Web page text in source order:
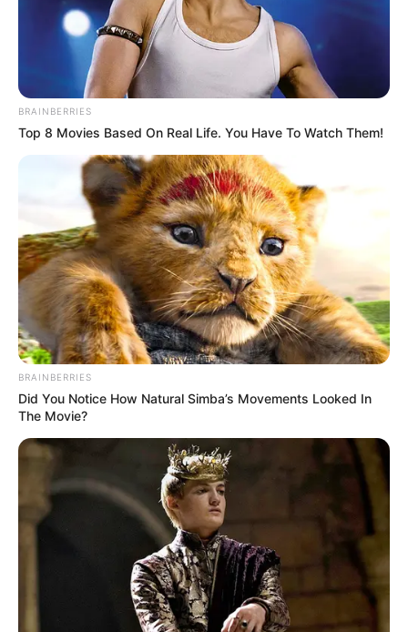
BRAINBERRIES
Top 8 Movies Based On Real Life. You Have To Watch Them!
BRAINBERRIES
Did You Notice How Natural Simba’s Movements Looked In
The Movie?